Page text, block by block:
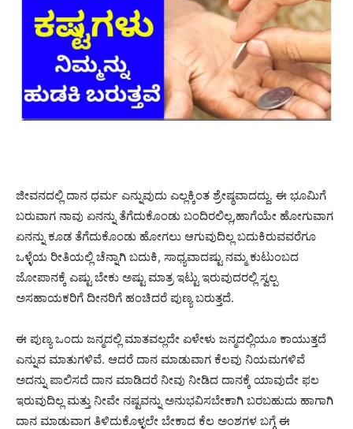
ಜೀವನದಲ್ಲಿ ದಾನ ಧರ್ಮ ಎನ್ನುವುದು ಎಲ್ಲಕ್ಕಿಂತ ಶ್ರೇಷ್ಠವಾದದ್ದು. ಈ ಭೂಮಿಗೆ
ಬರುವಾಗ ನಾವು ಏನನ್ನು ತೆಗೆದುಕೊಂಡು ಬಂದಿರಲಿಲ್ಲ,ಹಾಗೆಯೇ ಹೋಗುವಾಗ
ಏನನ್ನು ಕೂಡ ತೆಗೆದುಕೊಂಡು ಹೋಗಲು ಆಗುವುದಿಲ್ಲ ಬದುಕಿರುವವರೆಗೂ
ಒಳ್ಳೆಯ ರೀತಿಯಲ್ಲಿ ಚೆನ್ನಾಗಿ ಬದುಕಿ, ಸಾಧ್ಯವಾದಷ್ಟು ನಮ್ಮ ಕುಟುಂಬದ
ಜೋಪಾನಕ್ಕೆ ಎಷ್ಟು ಬೇಕು ಅಷ್ಟು ಮಾತ್ರ ಇಟ್ಟು ಇರುವುದರಲ್ಲಿ ಸ್ವಲ್ಪ
ಅಸಹಾಯಕರಿಗೆ ದೀನರಿಗೆ ಹಂಚಿದರೆ ಪುಣ್ಯ ಬರುತ್ತದೆ.
ಈ ಪುಣ್ಯ ಒಂದು ಜನ್ಮದಲ್ಲಿ ಮಾತವಲ್ಲದೇ ಏಳೇಳು ಜನ್ಮದಲ್ಲಿಯೂ ಕಾಯುತ್ತದೆ
ಎನ್ನುವ ಮಾತುಗಳಿವೆ. ಆದರೆ ದಾನ ಮಾಡುವಾಗ ಕೆಲವು ನಿಯಮಗಳಿವೆ
ಅದನ್ನು ಪಾಲಿಸದೆ ದಾನ ಮಾಡಿದರೆ ನೀವು ನೀಡಿದ ದಾನಕ್ಕೆ ಯಾವುದೇ ಫಲ
ಇರುವುದಿಲ್ಲ ಮತ್ತು ನೀವೇ ನಷ್ಟವನ್ನು ಅನುಭವಿಸಬೇಕಾಗಿ ಬರಬಹುದು ಹಾಗಾಗಿ
ದಾನ ಮಾಡುವಾಗ ತಿಳಿದುಕೊಳ್ಳಲೇ ಬೇಕಾದ ಕೆಲ ಅಂಶಗಳ ಬಗ್ಗೆ ಈ